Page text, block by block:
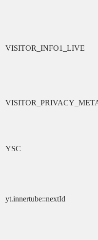
VISITOR_INFO1_LIVE
YSC
yt.innertube::nextId